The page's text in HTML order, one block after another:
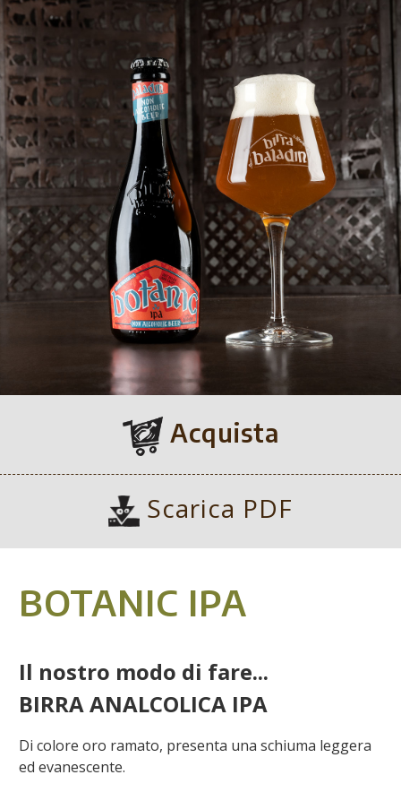
Acquista
Scarica PDF
BOTANIC IPA
Il nostro modo di fare...
BIRRA ANALCOLICA IPA
Di colore oro ramato, presenta una schiuma leggera
ed evanescente.